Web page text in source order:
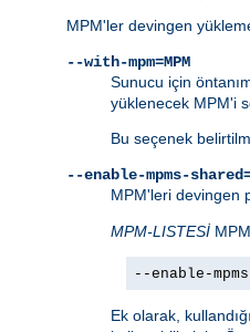
MPM'ler devingen
--with-mpm=MPM
Sunucu için
yüklenecek MPM'i
Bu seçenek
--enable-mpms-
MPM'leri devingen
MPM-LISTESİ
--enable-
Ek olarak,